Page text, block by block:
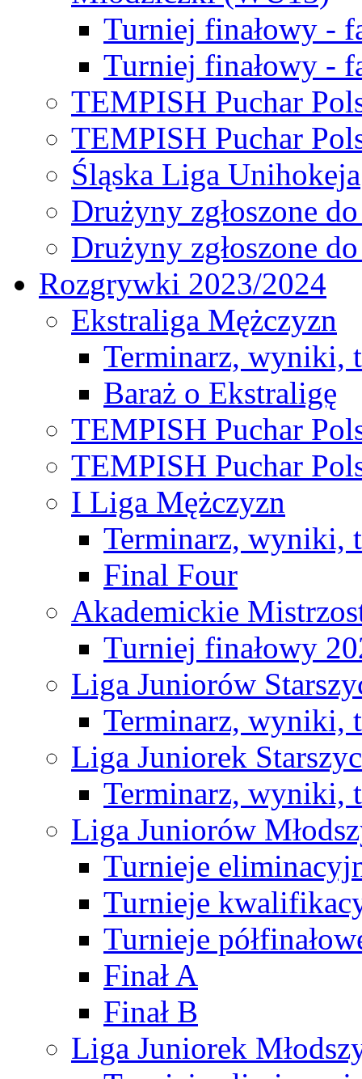
Turniej finałowy -
Turniej finałowy -
TEMPISH Puchar
TEMPISH Puchar
Śląska Liga Unihokeja
Drużyny zgłoszone
Drużyny zgłoszone
Rozgrywki 2023/2024
Ekstraliga Mężczyzn
Terminarz, wyniki,
Baraż o Ekstraligę
TEMPISH Puchar
TEMPISH Puchar
I Liga Mężczyzn
Terminarz, wyniki,
Final Four
Akademickie
Turniej finałowy
Liga Juniorów
Terminarz, wyniki,
Liga Juniorek
Terminarz, wyniki,
Liga Juniorów
Turnieje
Turnieje
Turnieje
Finał A
Finał B
Liga Juniorek